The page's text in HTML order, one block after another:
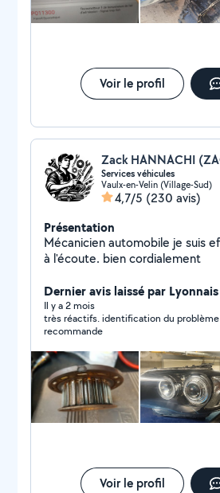
Voir le profil
Services véhicules
Vaulx-en-Velin (Village-Sud)
4,7/5 (230 avis)
Présentation
Mécanicien automobile je suis efficient que efficace et
à l'écoute. bien cordialement
Dernier avis laissé par
Il y a 2 mois
très réactifs. identification du
recommande
Voir le profil